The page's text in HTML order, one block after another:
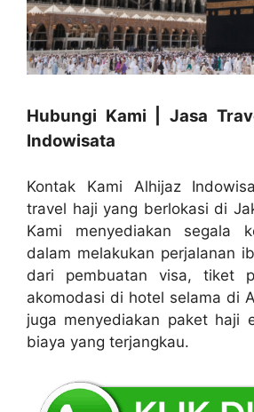
Hubungi Kami | Jasa
Indowisata
Kontak Kami Alhijaz
travel haji yang berlokasi di
Kami menyediakan segala
dalam melakukan perjalanan
dari pembuatan visa, tiket
akomodasi di hotel selama di
juga menyediakan paket haji
biaya yang terjangkau.